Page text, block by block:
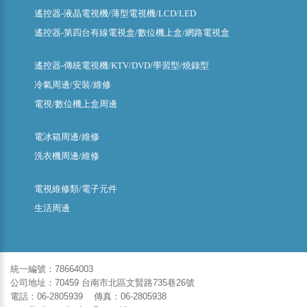
遙控器-液晶電視機/薄型電視機/LCD/LED
遙控器-第四台有線電視盒/數位機上盒/網路電視盒
遙控器-傳統電視機/KTV/DVD/學習型/燒錄型
冷氣周邊/安裝/維修
電視/數位機上盒周邊
電冰箱周邊/維修
洗衣機周邊/維修
電視維修類/電子元件
生活周邊
統一編號：78664003
公司地址：70459 台南市北區文賢路735巷26號
電話：06-2805939 傳真：06-2805938